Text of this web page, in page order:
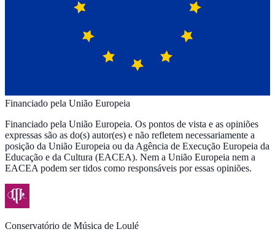
Financiado pela União Europeia
Financiado pela União Europeia. Os pontos de vista e as opiniões
expressas são as do(s) autor(es) e não refletem necessariamente a
posição da União Europeia ou da Agência de Execução Europeia da
Educação e da Cultura (EACEA). Nem a União Europeia nem a
EACEA podem ser tidos como responsáveis por essas opiniões.
Conservatório de Música de Loulé